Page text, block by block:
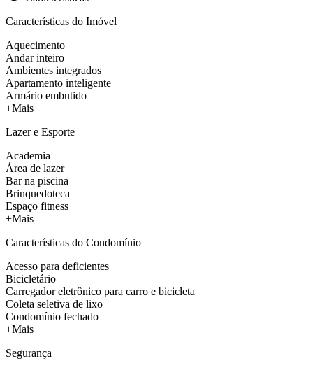
Características do Imóvel
Aquecimento
Andar inteiro
Ambientes integrados
Apartamento inteligente
Armário embutido
+Mais
Lazer e Esporte
Academia
Área de lazer
Bar na piscina
Brinquedoteca
Espaço fitness
+Mais
Características do Condomínio
Acesso para deficientes
Bicicletário
Carregador eletrônico para carro e bicicleta
Coleta seletiva de lixo
Condomínio fechado
+Mais
Segurança